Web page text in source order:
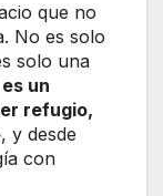
que no
No es solo
solo una
un
refugio,
, y desde
con